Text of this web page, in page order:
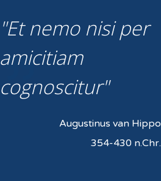
Et nemo nisi per
amicitiam
cognoscitur
Augustinus van Hippo
354-430 n.Chr.